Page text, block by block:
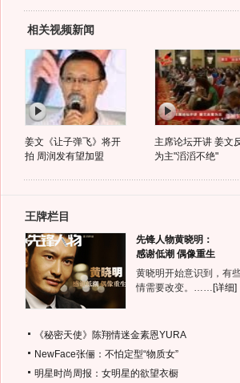
相关视频新闻
姜文《让子弹飞》将开
拍 周润发有望加盟
主席论坛开讲 姜文
为主"滔滔不绝"
王牌栏目
先锋人物黄晓明：
感谢低潮 偶像重生
黄晓明开始意识到，有
情需要改变。…… [详细]
《秘密天使》陈翔情迷金素恩YURA
NewFace张俪：不怕定型“物质女”
明星时尚周报：女明星的欲望衣橱